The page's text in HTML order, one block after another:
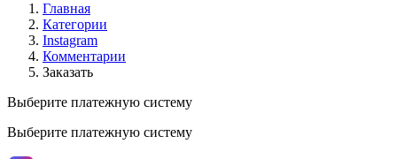
Главная
Категории
Instagram
Комментарии
Заказать
Выберите платежную систему
Выберите платежную систему